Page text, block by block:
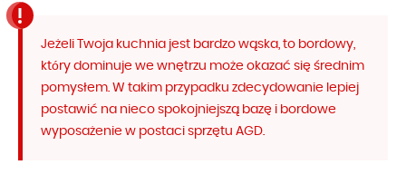
Jeżeli Twoja kuchnia jest bardzo wąska, to bordowy,
który dominuje we wnętrzu może okazać się średnim
pomysłem. W takim przypadku zdecydowanie lepiej
postawić na nieco spokojniejszą bazę i bordowe
wyposażenie w postaci sprzętu AGD.